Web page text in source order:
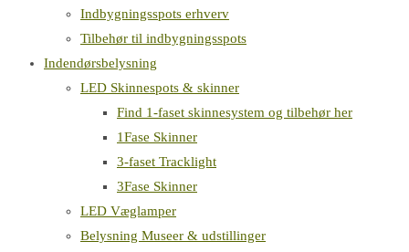
Indbygningsspots erhverv
Tilbehør til indbygningsspots
Indendørsbelysning
LED Skinnespots & skinner
Find 1-faset skinnesystem og tilbehør her
1Fase Skinner
3-faset Tracklight
3Fase Skinner
LED Væglamper
Belysning Museer & udstillinger